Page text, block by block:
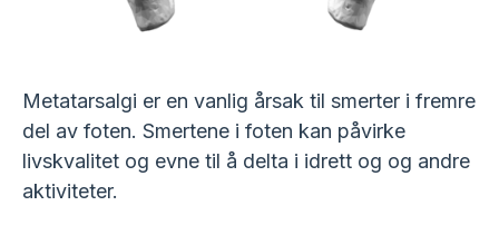
Metatarsalgi er en vanlig årsak til smerter i fremre
del av foten. Smertene i foten kan påvirke
livskvalitet og evne til å delta i idrett og og andre
aktiviteter.